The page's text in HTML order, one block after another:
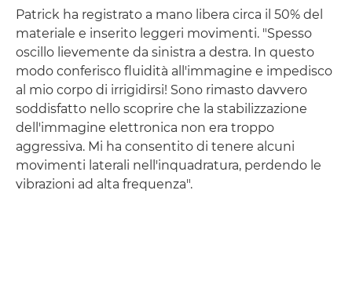
Patrick ha registrato a mano libera circa il 50% del
materiale e inserito leggeri movimenti. "Spesso
oscillo lievemente da sinistra a destra. In questo
modo conferisco fluidità all'immagine e impedisco
al mio corpo di irrigidirsi! Sono rimasto davvero
soddisfatto nello scoprire che la stabilizzazione
dell'immagine elettronica non era troppo
aggressiva. Mi ha consentito di tenere alcuni
movimenti laterali nell'inquadratura, perdendo le
vibrazioni ad alta frequenza".